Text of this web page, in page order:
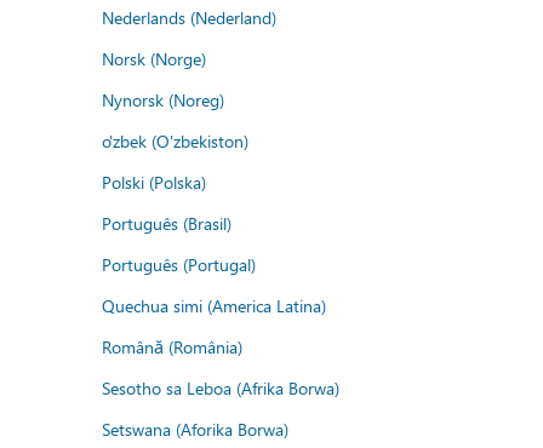
Nederlands (Nederland)
Norsk (Norge)
Nynorsk (Noreg)
o'zbek (O'zbekiston)
Polski (Polska)
Português (Brasil)
Português (Portugal)
Quechua simi (America Latina)
Română (România)
Sesotho sa Leboa (Afrika Borwa)
Setswana (Aforika Borwa)